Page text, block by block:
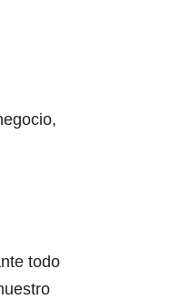
todo